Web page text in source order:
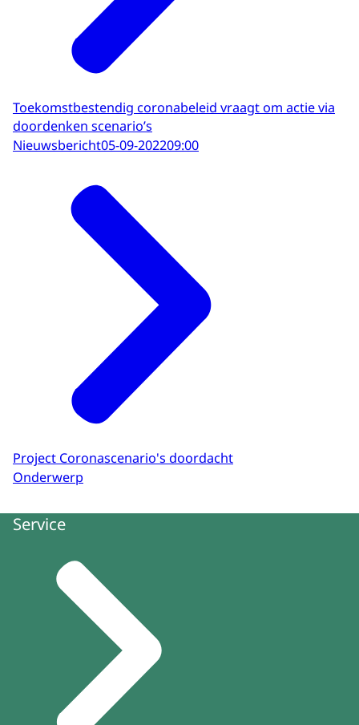
Toekomstbestendig coronabeleid vraagt om actie via
doordenken scenario’s
Nieuwsbericht05-09-202209:00
Project Coronascenario's doordacht
Onderwerp
Service